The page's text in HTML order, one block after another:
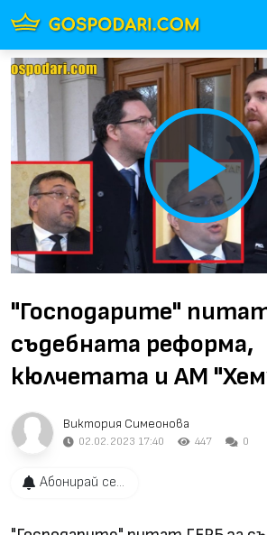
"Господарите"
съдебната реформа,
кюлчетата и АМ
Виктория Симеонова
02.02.2023 17:40 447 0
Абонирай се...